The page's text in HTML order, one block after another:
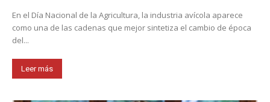
En el Día Nacional de la Agricultura, la industria avícola aparece
como una de las cadenas que mejor sintetiza el cambio de época
del...
Leer más